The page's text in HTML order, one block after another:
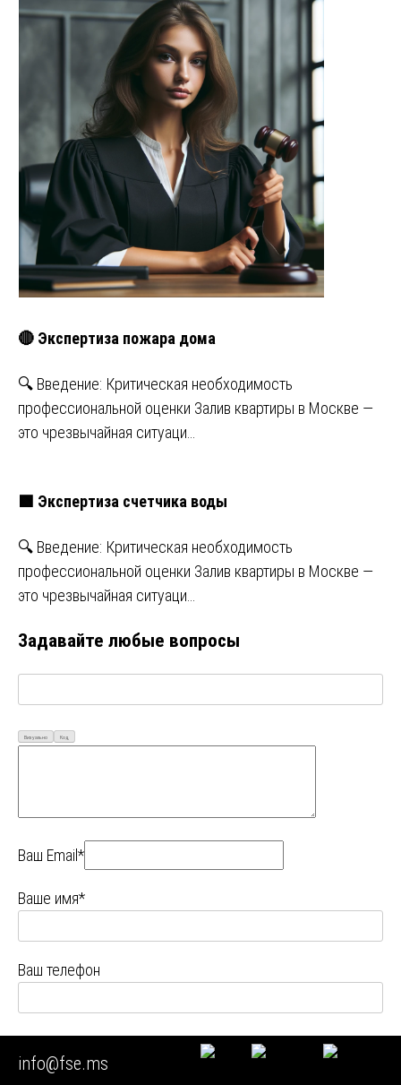
🔴 Экспертиза пожара дома
🔍 Введение: Критическая необходимость
профессиональной оценки Залив квартиры в Москве —
это чрезвычайная ситуаци…
🟩 Экспертиза счетчика воды
🔍 Введение: Критическая необходимость
профессиональной оценки Залив квартиры в Москве —
это чрезвычайная ситуаци…
Задавайте любые вопросы
Визуально Код
Ваш Email*
Ваше имя*
Ваш телефон
Ваш город
info@fse.ms